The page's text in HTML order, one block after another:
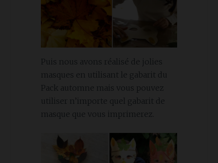
Puis nous avons réalisé de jolies
masques en utilisant le gabarit du
Pack automne mais vous pouvez
utiliser n’importe quel gabarit de
masque que vous imprimerez.